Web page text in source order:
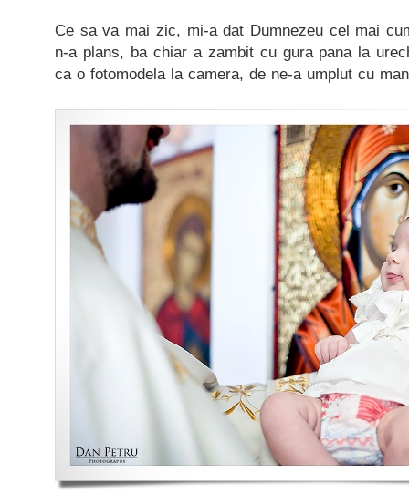
Ce sa va mai zic, mi-a dat Dumnezeu cel mai
n-a plans, ba chiar a zambit cu gura pana la
ca o fotomodela la camera, de ne-a umplut cu